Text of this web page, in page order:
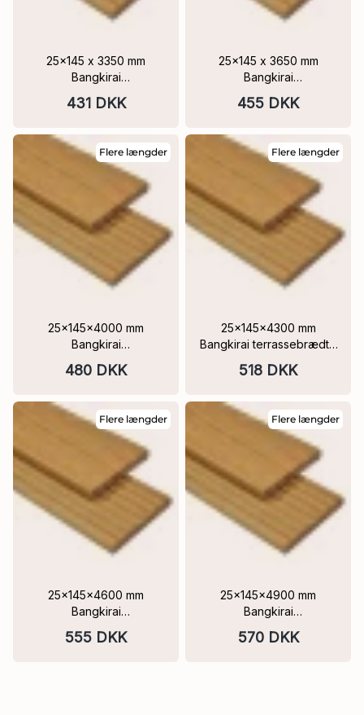
25x145 x 3350 mm
Bangkirai
7-riller, 1 side glat
431 DKK
25x145 x 3650 mm
Bangkirai
7-riller, 1 side glat
455 DKK
Flere længder
25x145x4000 mm
Bangkirai
7-riller, 1 side glat
480 DKK
Flere længder
25x145x4300 mm
Bangkirai terrassebrædt 1
518 DKK
Flere længder
25x145x4600 mm
Bangkirai
7-riller, 1 side glat
555 DKK
Flere længder
25x145x4900 mm
Bangkirai
7-riller, 1 side glat
570 DKK